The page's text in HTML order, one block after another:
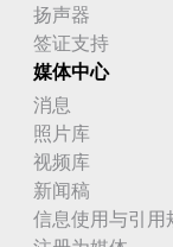
扬声器
签证支持
媒体中心
消息
照片库
视频库
新闻稿
信息使用与引用